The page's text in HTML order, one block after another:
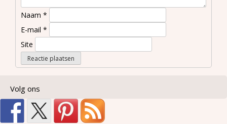
Naam *
E-mail *
Site
Volg ons